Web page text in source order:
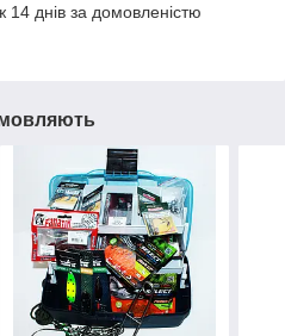
днів за домовленістю